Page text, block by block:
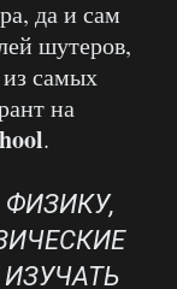
да и сам
шутеров,
самых
на
.
ФИЗИКУ,